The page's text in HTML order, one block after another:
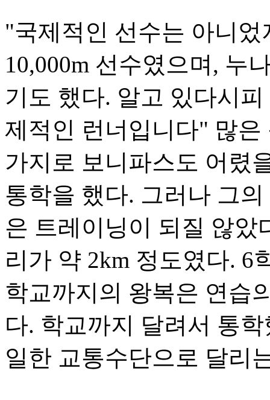
"국제적인 선수는 아니
10,000m 선수였으며, 누
기도 했다. 알고 있다시
제적인 런너입니다" 많
가지로 보니파스도 어렸
통학을 했다. 그러나 그
은 트레이닝이 되질 않
리가 약 2km 정도였다. 6
학교까지의 왕복은 연습
다. 학교까지 달려서 통
일한 교통수단으로 달리